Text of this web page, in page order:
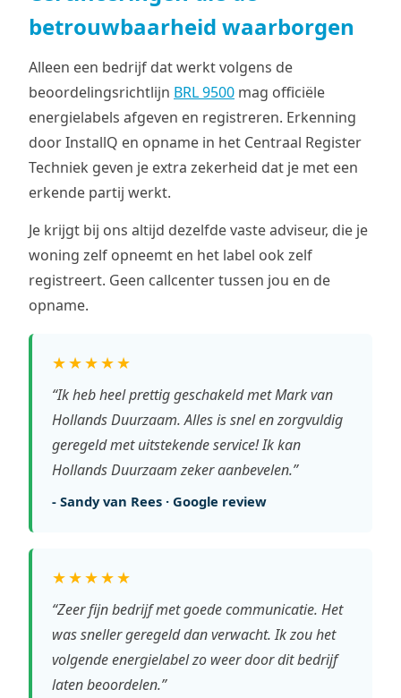
betrouwbaarheid waarborgen
Alleen een bedrijf dat werkt volgens de
beoordelingsrichtlijn BRL 9500 mag officiële
energielabels afgeven en registreren. Erkenning
door InstallQ en opname in het Centraal Register
Techniek geven je extra zekerheid dat je met een
erkende partij werkt.
Je krijgt bij ons altijd dezelfde vaste adviseur, die je
woning zelf opneemt en het label ook zelf
registreert. Geen callcenter tussen jou en de
opname.
★★★★★
“Ik heb heel prettig geschakeld met Mark van
Hollands Duurzaam. Alles is snel en zorgvuldig
geregeld met uitstekende service! Ik kan
Hollands Duurzaam zeker aanbevelen.”
- Sandy van Rees · Google review
★★★★★
“Zeer fijn bedrijf met goede communicatie. Het
was sneller geregeld dan verwacht. Ik zou het
volgende energielabel zo weer door dit bedrijf
laten beoordelen.”